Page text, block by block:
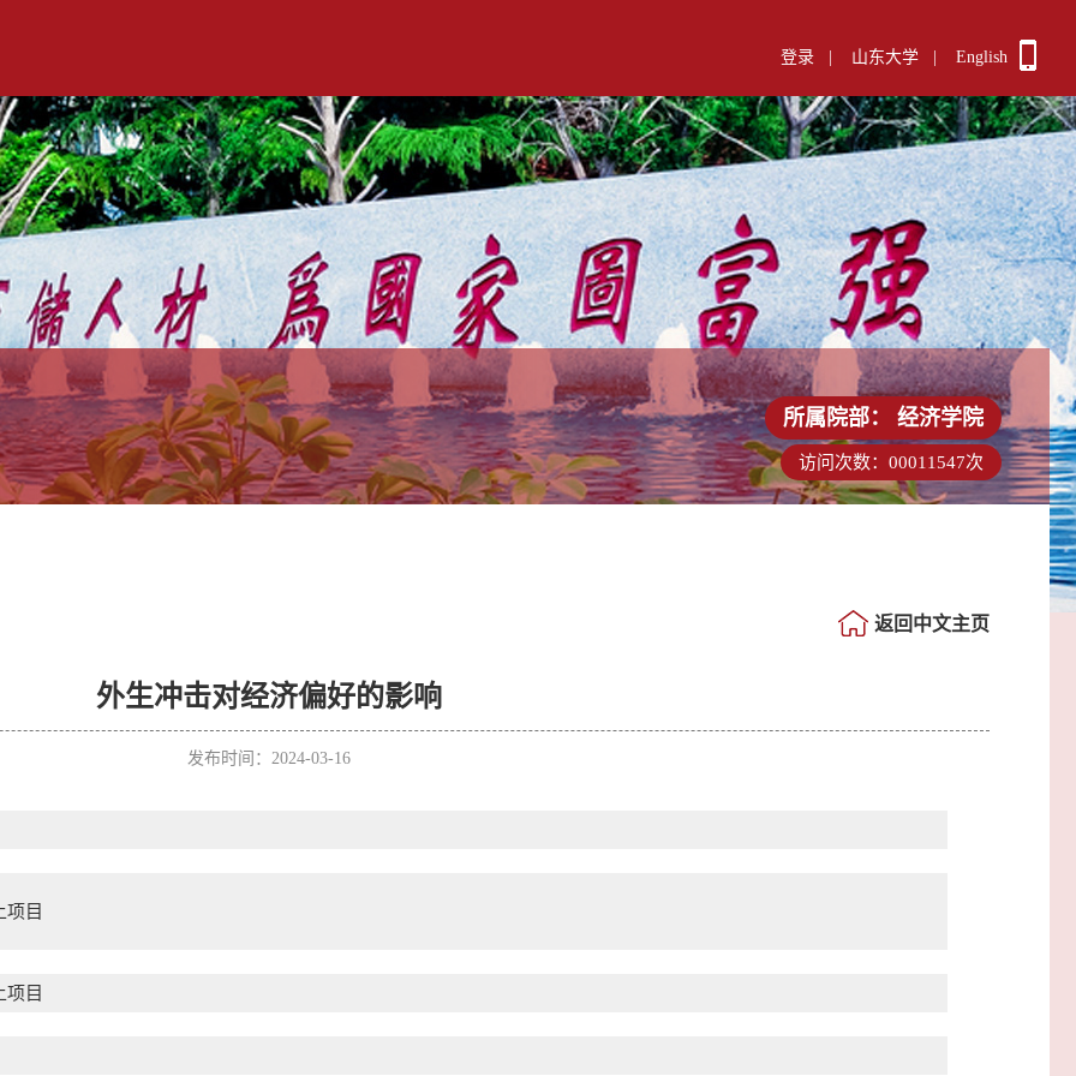
登录 山东大学 English
所属院部： 经济学院
访问次数： 00011547次
返回中文主页
外生冲击对经济偏好的影响
发布时间：2024-03-16
项目
项目